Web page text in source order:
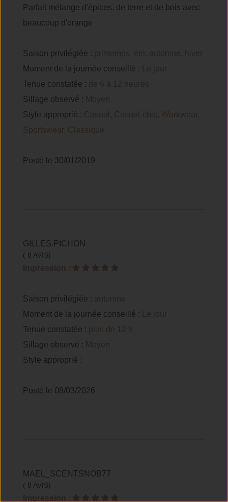
Parfait mélange d'épices, de terre et de bois avec
beaucoup d'orange
Saison privilégiée : printemps, été, automne, hiver
Moment de la journée conseillé :
Le jour
Tenue constatée : de 6 à 12 heures
Sillage observé : Moyen
Style approprié : Casual, Casual-chic, Workwear,
Sportswear, Classique
Posté le 30/01/2019
GILLES.PICHON
( 8 AVIS)
Impression :
Saison privilégiée : automne
Moment de la journée conseillé :
Le jour
Tenue constatée : plus de 12 h
Sillage observé : Moyen
Style approprié :
Posté le 08/03/2026
MAEL_SCENTSNOB77
( 8 AVIS)
Impression :